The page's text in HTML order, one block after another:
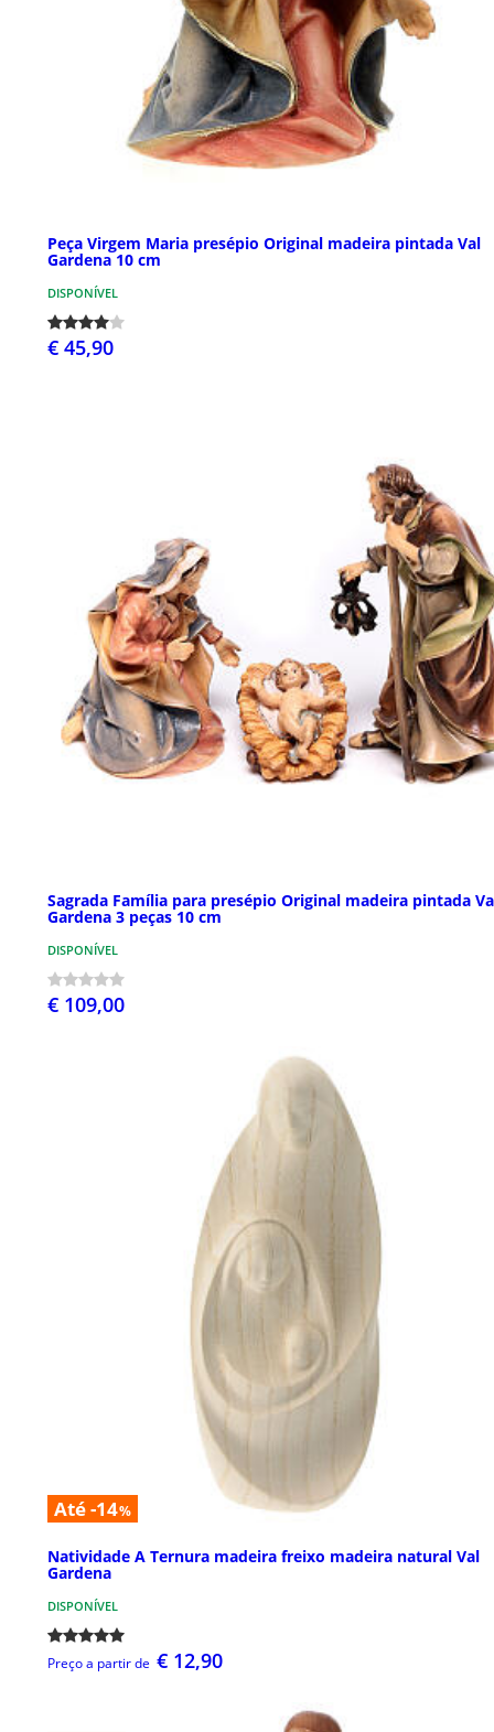
Peça Virgem Maria presépio Original madeira pintada Val
Gardena 10 cm
DISPONÍVEL
€ 45,90
Sagrada Família para presépio Original madeira pintada
Gardena 3 peças 10 cm
DISPONÍVEL
€ 109,00
Até -14%
Natividade A Ternura madeira freixo madeira natural Val
Gardena
DISPONÍVEL
Preço a partir de € 12,90